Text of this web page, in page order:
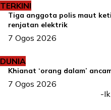
TERKINI
Tiga anggota polis maut
renjatan elektrik
7 Ogos 2026
DUNIA
Khianat ‘orang dalam’
7 Ogos 2026
-